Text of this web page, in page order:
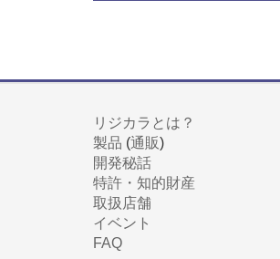
リジカラとは？
製品 (通販)
開発秘話
特許・知的財産
取扱店舗
イベント
FAQ